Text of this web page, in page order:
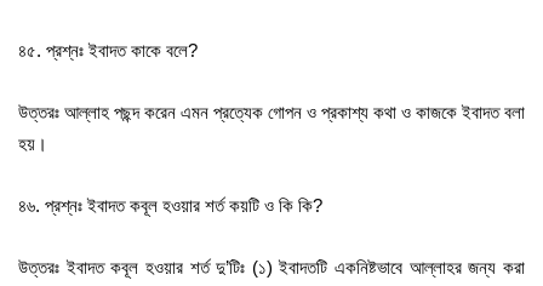
৪৫. প্রশ্নঃ ইবাদত কাকে বলে?
উত্তরঃ আল্লাহ পছন্দ করেন এমন প্রত্যেক গোপন ও প্রকাশ্য কথা ও কাজকে ইবাদত বলা
হয়।
৪৬. প্রশ্নঃ ইবাদত কবূল হওয়ার শর্ত কয়টি ও কি কি?
উত্তরঃ ইবাদত কবূল হওয়ার শর্ত দু’টিঃ (১) ইবাদতটি একনিষ্টভাবে আল্লাহর জন্য করা